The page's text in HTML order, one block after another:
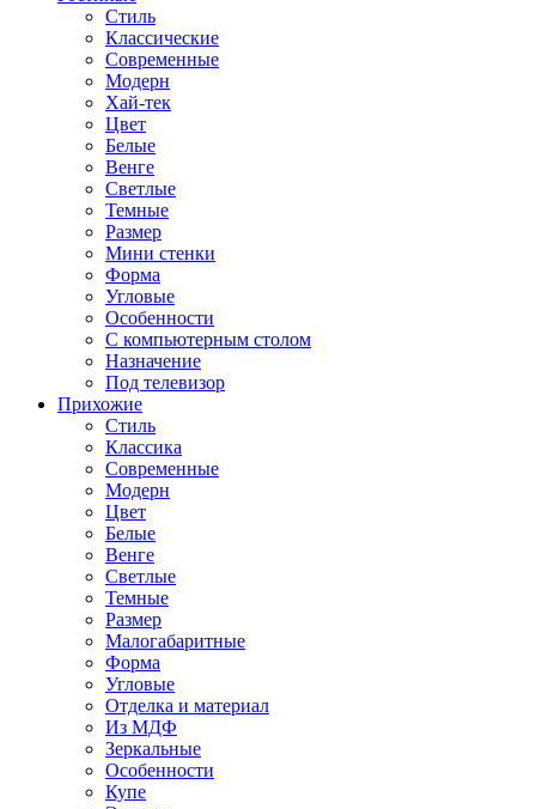
Стиль
Классические
Современные
Модерн
Хай-тек
Цвет
Белые
Венге
Светлые
Темные
Размер
Мини стенки
Форма
Угловые
Особенности
С компьютерным столом
Назначение
Под телевизор
Прихожие
Стиль
Классика
Современные
Модерн
Цвет
Белые
Венге
Светлые
Темные
Размер
Малогабаритные
Форма
Угловые
Отделка и материал
Из МДФ
Зеркальные
Особенности
Купе